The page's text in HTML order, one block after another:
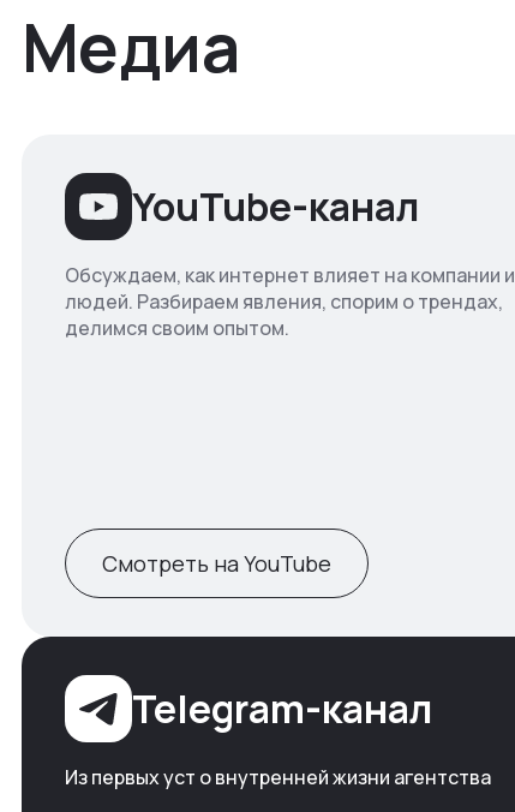
Медиа
YouTube-канал
Обсуждаем, как интернет влияет на компании и
людей. Разбираем явления, спорим о трендах,
делимся своим опытом.
Смотреть на YouTube
Telegram-канал
Из первых уст о внутренней жизни агентства